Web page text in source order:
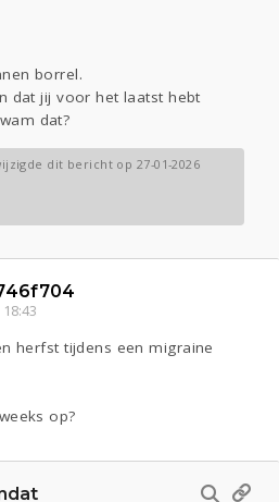
borrel.
dat jij voor het laatst hebt
dat?
dit bericht op 27-01-2026
herfst tijdens een migraine
op?